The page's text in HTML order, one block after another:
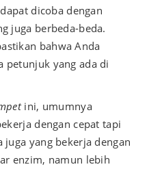
dicoba dengan
juga berbeda-beda.
bahwa Anda
petunjuk yang ada di
ini, umumnya
dengan cepat tapi
juga yang bekerja dengan
enzim, namun lebih